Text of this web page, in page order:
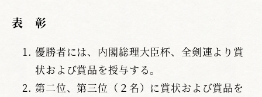
表 彰
優勝者には、内閣総理大臣杯、全剣連より賞
状および賞品を授与する。
第二位、第三位（２名）に賞状および賞品を